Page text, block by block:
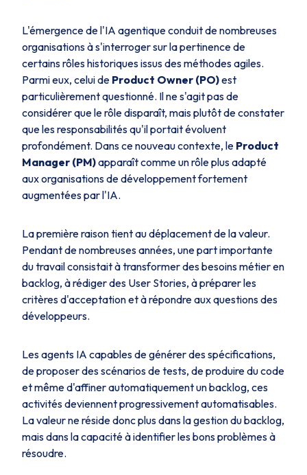
L'émergence de l'IA agentique conduit de nombreuses
organisations à s'interroger sur la pertinence de
certains rôles historiques issus des méthodes agiles.
Parmi eux, celui de Product Owner (PO)est
particulièrement questionné. Il ne s'agit pas de
considérer que le rôle disparaît, mais plutôt de constater
que les responsabilités qu'il portait évoluent
profondément. Dans ce nouveau contexte, le Product
Manager (PM)apparaît comme un rôle plus adapté
aux organisations de développement fortement
augmentées par l'IA.
La première raison tient au déplacement de la valeur.
Pendant de nombreuses années, une part importante
du travail consistait à transformer des besoins métier en
backlog, à rédiger des User Stories, à préparer les
critères d'acceptation et à répondre aux questions des
développeurs.
Les agents IA capables de générer des spécifications,
de proposer des scénarios de tests, de produire du code
et même d'affiner automatiquement un backlog, ces
activités deviennent progressivement automatisables.
La valeur ne réside donc plus dans la gestion du backlog,
mais dans la capacité à identifier les bons problèmes à
résoudre.